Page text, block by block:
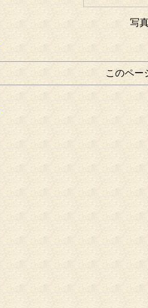
写
このペー